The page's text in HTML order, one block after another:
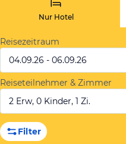
Nur Hotel
Reisezeitraum
04.09.26 - 06.09.26
Reiseteilnehmer & Zimmer
2 Erw, 0 Kinder, 1 Zi.
Filter